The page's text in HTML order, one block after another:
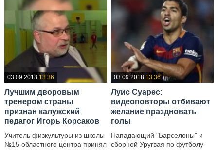
03.09.2018 13:36
Лучшим дворовым
тренером страны
признан калужский
педагог Игорь Корсаков
Учитель физкультуры из школы
№15 областного центра принял
03.09.2018 13:36
Луис Суарес:
видеоповторы отбивают
желание праздновать
голы
Нападающий "Барселоны" и
сборной Уругвая по футболу